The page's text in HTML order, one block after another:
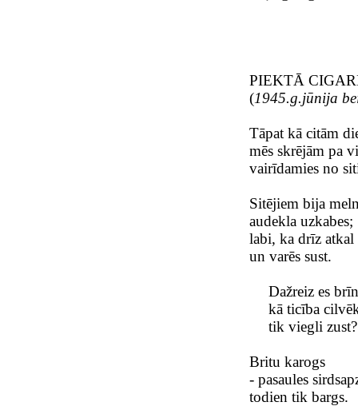
PIEKTĀ
(1945.g.jūnija
Tāpat kā citām
mēs skrējām pa
vairīdamies no
Sitējiem bija
audekla uzkabes;
labi, ka drīz atkal
un varēs sust.
Dažreiz es
kā ticība
tik viegli zust?
Britu karogs
- pasaules
todien tik bargs.